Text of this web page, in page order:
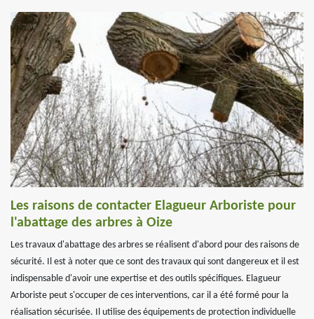
Les raisons de contacter Elagueur Arboriste pour
l'abattage des arbres à Oize
Les travaux d'abattage des arbres se réalisent d'abord pour des raisons de
sécurité. Il est à noter que ce sont des travaux qui sont dangereux et il est
indispensable d'avoir une expertise et des outils spécifiques. Elagueur
Arboriste peut s'occuper de ces interventions, car il a été formé pour la
réalisation sécurisée. Il utilise des équipements de protection individuelle